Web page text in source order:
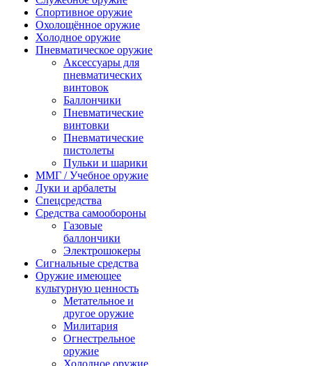
Спортивное оружие
Охолощённое оружие
Холодное оружие
Пневматическое оружие
Аксессуары для
пневматических
винтовок
Баллончики
Пневматические
винтовки
Пневматические
пистолеты
Пульки и шарики
ММГ / Учебное оружие
Луки и арбалеты
Спецсредства
Средства самообороны
Газовые
баллончики
Электрошокеры
Сигнальные средства
Оружие имеющее
культурную ценность
Метательное и
другое оружие
Милитария
Огнестрельное
оружие
Холодное оружие